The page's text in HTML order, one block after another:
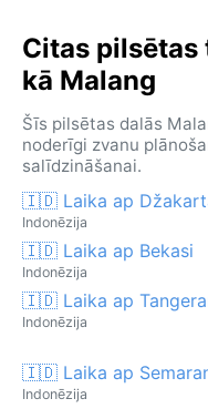
Citas pilsētas
kā Malang
Šīs pilsētas dalās
noderīgi zvanu
salīdzināšanai.
🇮🇩 Laika ap
Indonēzija
🇮🇩 Laika ap Bekasi
Indonēzija
🇮🇩 Laika ap
Indonēzija
🇮🇩 Laika ap
Indonēzija